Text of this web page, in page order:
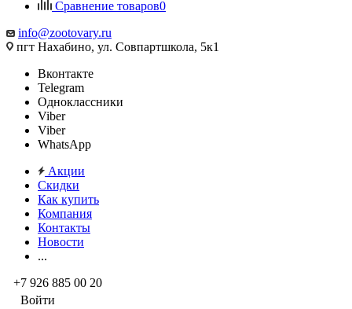
Сравнение товаров0
info@zootovary.ru
пгт Нахабино, ул. Совпартшкола, 5к1
Вконтакте
Telegram
Одноклассники
Viber
Viber
WhatsApp
Акции
Скидки
Как купить
Компания
Контакты
Новости
...
+7 926 885 00 20
Войти